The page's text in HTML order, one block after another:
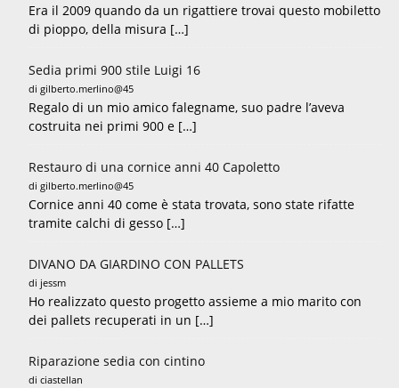
Era il 2009 quando da un rigattiere trovai questo mobiletto
di pioppo, della misura […]
Sedia primi 900 stile Luigi 16
di gilberto.merlino@45
Regalo di un mio amico falegname, suo padre l’aveva
costruita nei primi 900 e […]
Restauro di una cornice anni 40 Capoletto
di gilberto.merlino@45
Cornice anni 40 come è stata trovata, sono state rifatte
tramite calchi di gesso […]
DIVANO DA GIARDINO CON PALLETS
di jessm
Ho realizzato questo progetto assieme a mio marito con
dei pallets recuperati in un […]
Riparazione sedia con cintino
di ciastellan